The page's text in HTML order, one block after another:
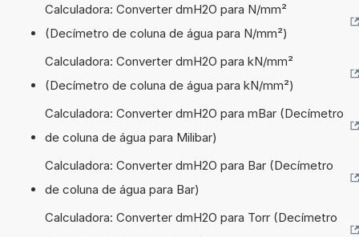
Calculadora: Converter dmH2O para N/mm²
(Decímetro de coluna de água para N/mm²)
Calculadora: Converter dmH2O para kN/mm²
(Decímetro de coluna de água para kN/mm²)
Calculadora: Converter dmH2O para mBar (Decímetro
de coluna de água para Milibar)
Calculadora: Converter dmH2O para Bar (Decímetro
de coluna de água para Bar)
Calculadora: Converter dmH2O para Torr (Decímetro